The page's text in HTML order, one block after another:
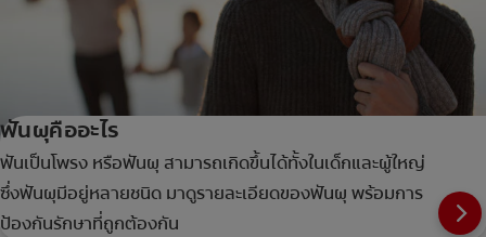
ฟันผุคืออะไร
ฟันเป็นโพรง หรือฟันผุ สามารถเกิดขึ้นได้ทั้งในเด็กและผู้ใหญ่
ซึ่งฟันผุมีอยู่หลายชนิด มาดูรายละเอียดของฟันผุ พร้อมการ
ป้องกันรักษาที่ถูกต้องกัน